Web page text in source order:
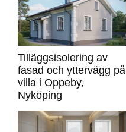
Tilläggsisolering av
fasad och yttervägg på
villa i Oppeby,
Nyköping